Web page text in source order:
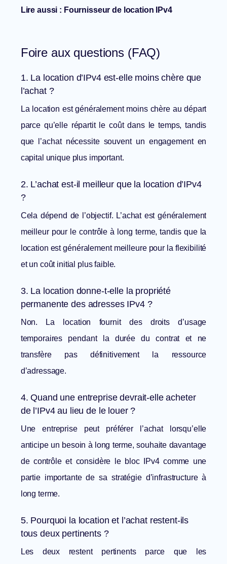
Lire aussi : Fournisseur de location IPv4
Foire aux questions (FAQ)
1. La location d’IPv4 est-elle moins chère que
l’achat ?
La location est généralement moins chère au départ
parce qu’elle répartit le coût dans le temps, tandis
que l’achat nécessite souvent un engagement en
capital unique plus important.
2. L’achat est-il meilleur que la location d’IPv4
?
Cela dépend de l’objectif. L’achat est généralement
meilleur pour le contrôle à long terme, tandis que la
location est généralement meilleure pour la flexibilité
et un coût initial plus faible.
3. La location donne-t-elle la propriété
permanente des adresses IPv4 ?
Non. La location fournit des droits d’usage
temporaires pendant la durée du contrat et ne
transfère pas définitivement la ressource
d’adressage.
4. Quand une entreprise devrait-elle acheter
de l’IPv4 au lieu de le louer ?
Une entreprise peut préférer l’achat lorsqu’elle
anticipe un besoin à long terme, souhaite davantage
de contrôle et considère le bloc IPv4 comme une
partie importante de sa stratégie d’infrastructure à
long terme.
5. Pourquoi la location et l’achat restent-ils
tous deux pertinents ?
Les deux restent pertinents parce que les